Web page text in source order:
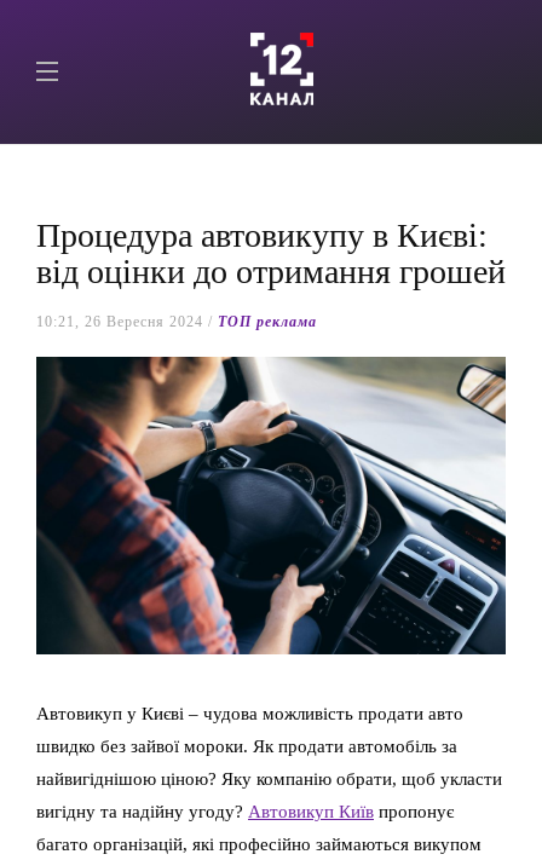
Процедура автовикупу в Києві:
від оцінки до отримання грошей
10:21, 26 Вересня 2024 / ТОП реклама
Автовикуп у Києві – чудова можливість продати авто
швидко без зайвої мороки. Як продати автомобіль за
найвигіднішою ціною? Яку компанію обрати, щоб укласти
вигідну та надійну угоду? Автовикуп Київ пропонує
багато організацій, які професійно займаються викупом